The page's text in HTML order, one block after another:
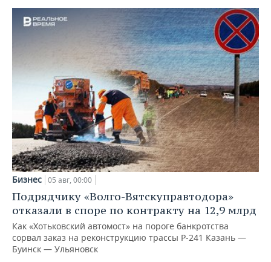
Бизнес 05 авг, 00:00
Подрядчику «Волго-Вятскуправтодора»
отказали в споре по контракту на 12,9 млрд
Как «Хотьковский автомост» на пороге банкротства
сорвал заказ на реконструкцию трассы Р‑241 Казань —
Буинск — Ульяновск